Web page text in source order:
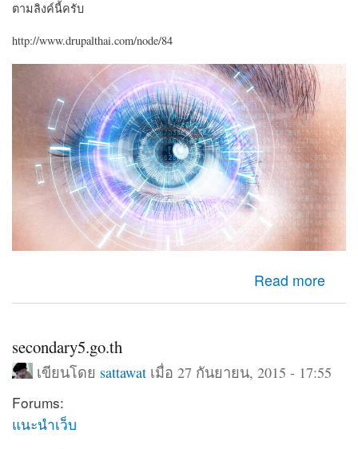
ตามลิงค์นี้ครับ
http://www.drupalthai.com/node/84
Read more
about มาวิเคราะห์ เส้นทางสายตาผู้เข้าชมเว็บ ว่าจะไปทาง
ไหน?
secondary5.go.th
เขียนโดย sattawat เมื่อ 27 กันยายน, 2015 - 17:55
Forums:
แนะนำเว็บ